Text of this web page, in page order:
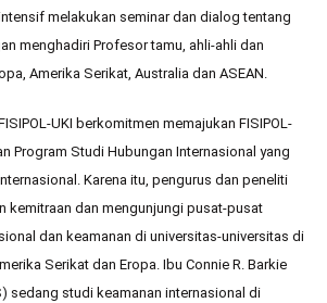
melakukan seminar dan dialog tentang
menghadiri Profesor tamu, ahli-ahli dan
Amerika Serikat, Australia dan ASEAN.
UKI berkomitmen memajukan FISIPOL-
Program Studi Hubungan Internasional yang
Karena itu, pengurus dan peneliti
kemitraan dan mengunjungi pusat-pusat
dan keamanan di universitas-universitas di
Serikat dan Eropa. Ibu Connie R. Barkie
sedang studi keamanan internasional di